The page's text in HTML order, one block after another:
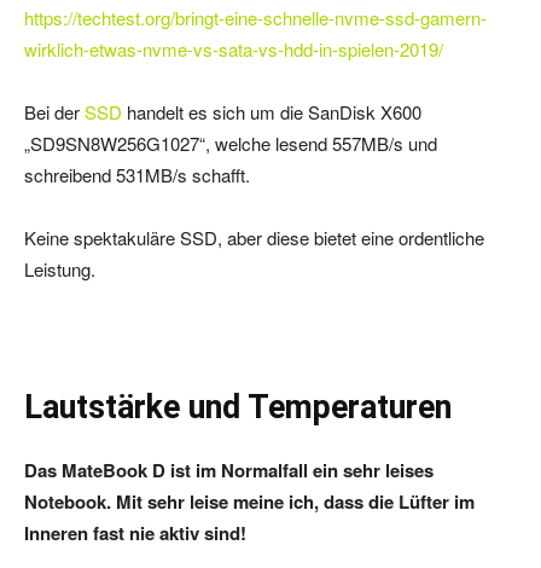
https://techtest.org/bringt-eine-schnelle-nvme-ssd-gamern-
wirklich-etwas-nvme-vs-sata-vs-hdd-in-spielen-2019/
Bei derSSD handelt es sich um die SanDisk X600
„SD9SN8W256G1027“, welche lesend 557MB/s und
schreibend 531MB/s schafft.
Keine spektakuläre SSD, aber diese bietet eine ordentliche
Leistung.
Lautstärke und Temperaturen
Das MateBook D ist im Normalfall ein sehr leises
Notebook. Mit sehr leise meine ich, dass die Lüfter im
Inneren fast nie aktiv sind!